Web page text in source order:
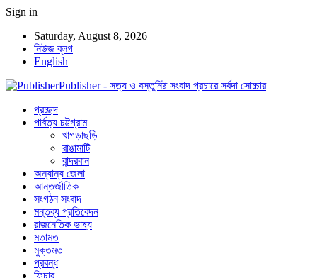
Sign in
Saturday, August 8, 2026
নিউজ ব্লগ
English
Publisher - সত্য ও বস্তুনিষ্ট সংবাদ প্রচারে সর্বদা সোচ্চার
প্রচ্ছদ
পার্বত্য চট্টগ্রাম
খাগড়াছড়ি
রাঙামাটি
বান্দরবান
অন্যান্য জেলা
আন্তর্জাতিক
সংগঠন সংবাদ
মন্তব্য প্রতিবেদন
রাজনৈতিক ভাষ্য
মতামত
মুক্তমত
প্রবন্ধ
ফিচার